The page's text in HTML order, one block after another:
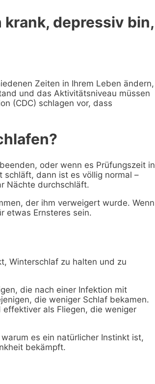
krank, depressiv bin,
Zeiten in Ihrem Leben ändern,
und das Aktivitätsniveau müssen
(CDC) schlagen vor, dass
oder wenn es Prüfungszeit in
dann ist es völlig normal –
Nächte durchschläft.
der ihm verweigert wurde. Wenn
etwas Ernsteres sein.
Winterschlaf zu halten und zu
die nach einer Infektion mit
die weniger Schlaf bekamen.
als Fliegen, die weniger
es ein natürlicher Instinkt ist,
bekämpft.